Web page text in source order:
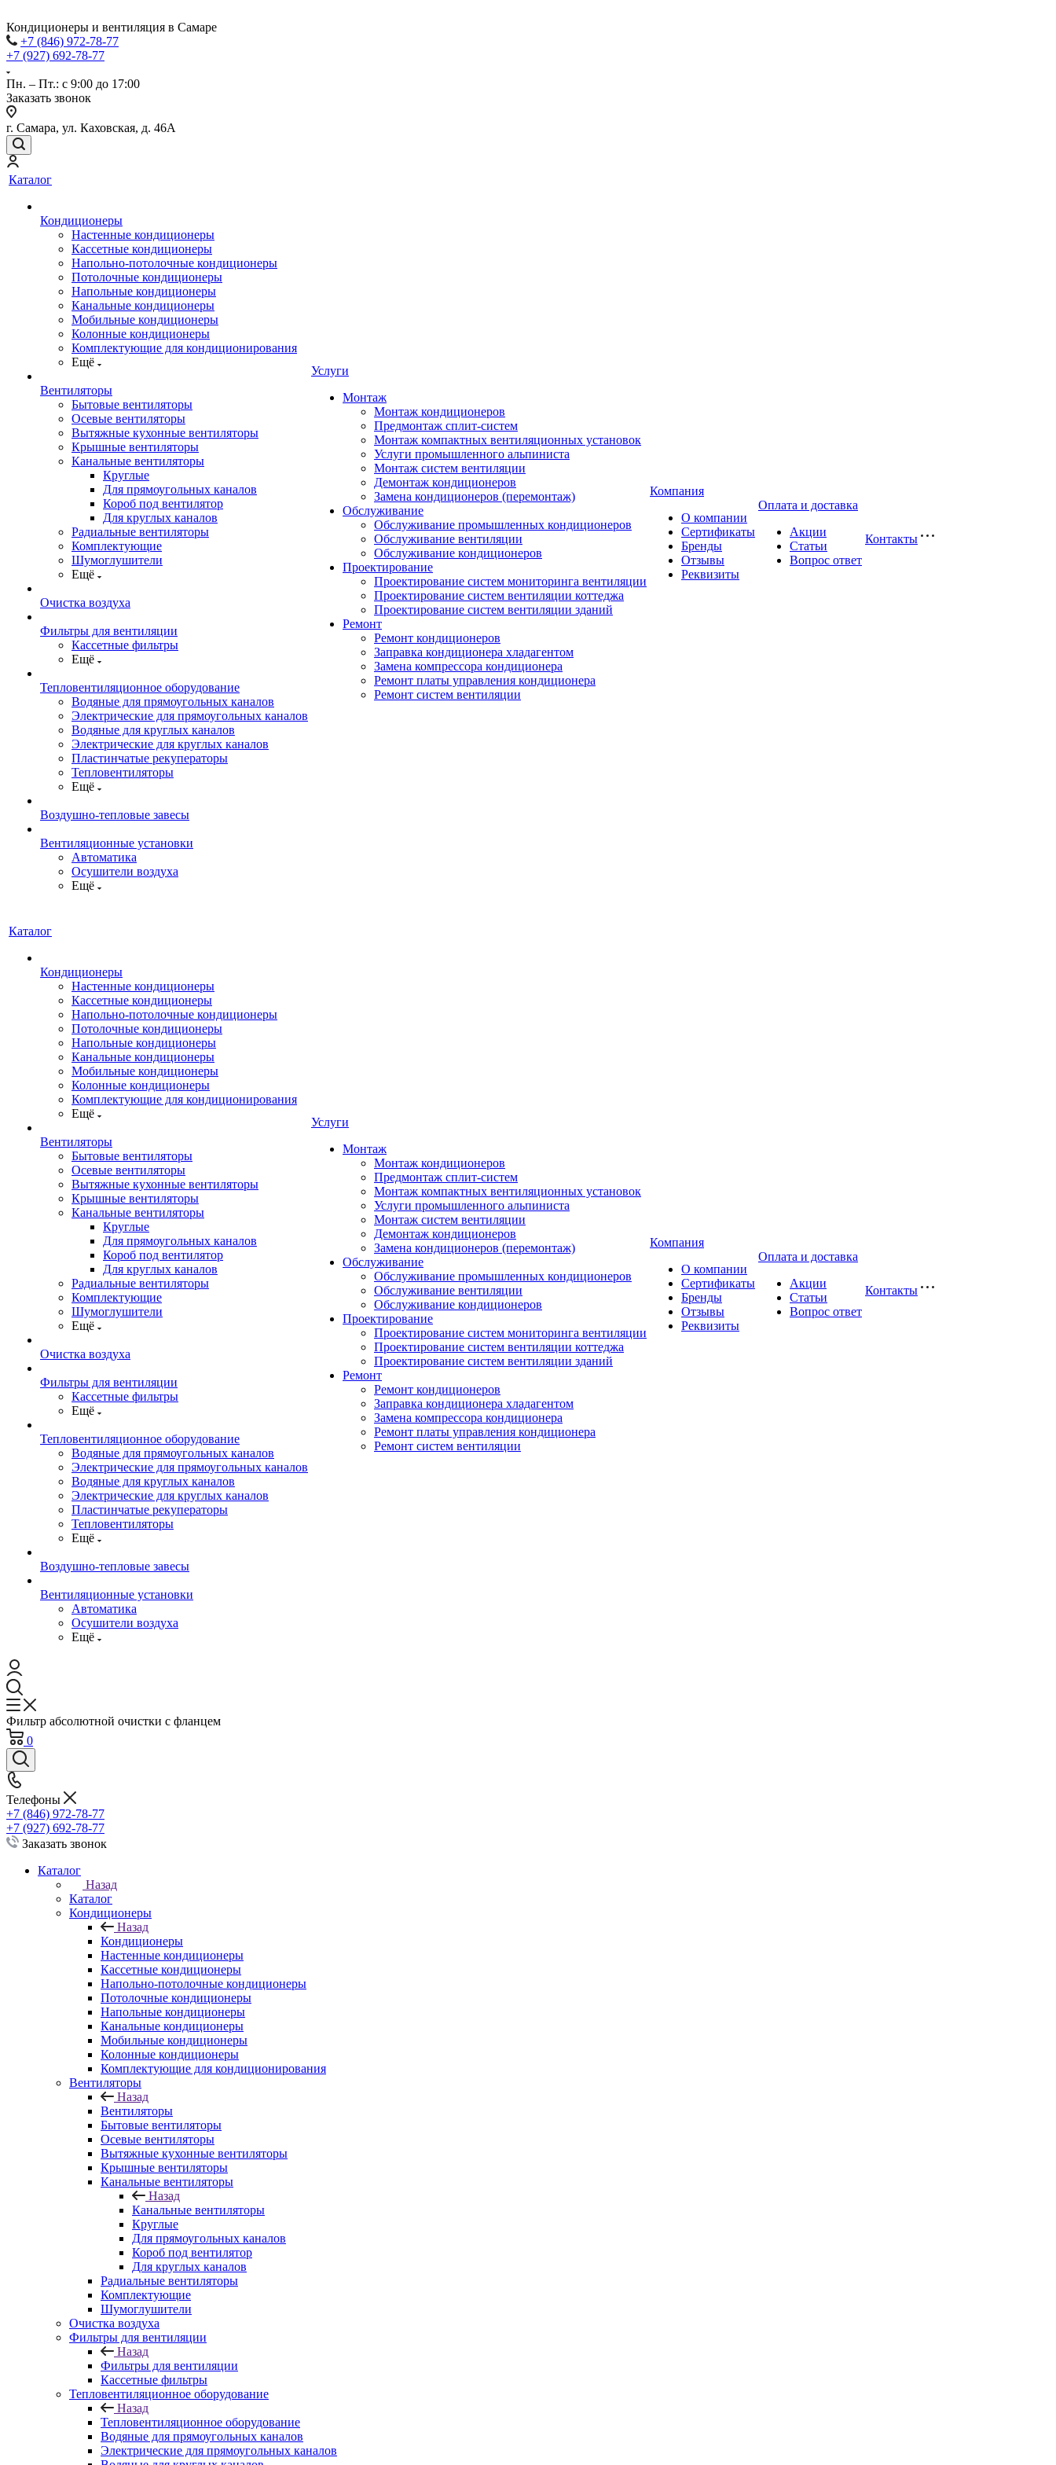
Кондиционеры и вентиляция в Самаре
+7 (846) 972-78-77
+7 (927) 692-78-77
Пн. – Пт.: с 9:00 до 17:00
Заказать звонок
г. Самара, ул. Каховская, д. 46А
Каталог
Кондиционеры
Настенные кондиционеры
Кассетные кондиционеры
Напольно-потолочные кондиционеры
Потолочные кондиционеры
Напольные кондиционеры
Канальные кондиционеры
Мобильные кондиционеры
Колонные кондиционеры
Комплектующие для кондиционирования
Ещё
Вентиляторы
Бытовые вентиляторы
Осевые вентиляторы
Вытяжные кухонные вентиляторы
Крышные вентиляторы
Канальные вентиляторы
Круглые
Для прямоугольных каналов
Короб под вентилятор
Для круглых каналов
Радиальные вентиляторы
Комплектующие
Шумоглушители
Ещё
Очистка воздуха
Фильтры для вентиляции
Кассетные фильтры
Ещё
Тепловентиляционное оборудование
Водяные для прямоугольных каналов
Электрические для прямоугольных каналов
Водяные для круглых каналов
Электрические для круглых каналов
Пластинчатые рекуператоры
Тепловентиляторы
Ещё
Воздушно-тепловые завесы
Вентиляционные установки
Автоматика
Осушители воздуха
Ещё
Услуги
Монтаж
Монтаж кондиционеров
Предмонтаж сплит-систем
Монтаж компактных вентиляционных установок
Услуги промышленного альпиниста
Монтаж систем вентиляции
Демонтаж кондиционеров
Замена кондиционеров (перемонтаж)
Обслуживание
Обслуживание промышленных кондиционеров
Обслуживание вентиляции
Обслуживание кондиционеров
Проектирование
Проектирование систем мониторинга вентиляции
Проектирование систем вентиляции коттеджа
Проектирование систем вентиляции зданий
Ремонт
Ремонт кондиционеров
Заправка кондиционера хладагентом
Замена компрессора кондиционера
Ремонт платы управления кондиционера
Ремонт систем вентиляции
Компания
О компании
Сертификаты
Бренды
Отзывы
Реквизиты
Оплата и доставка
Акции
Статьи
Вопрос ответ
Контакты
Каталог
Кондиционеры
Настенные кондиционеры
Кассетные кондиционеры
Напольно-потолочные кондиционеры
Потолочные кондиционеры
Напольные кондиционеры
Канальные кондиционеры
Мобильные кондиционеры
Колонные кондиционеры
Комплектующие для кондиционирования
Ещё
Вентиляторы
Бытовые вентиляторы
Осевые вентиляторы
Вытяжные кухонные вентиляторы
Крышные вентиляторы
Канальные вентиляторы
Круглые
Для прямоугольных каналов
Короб под вентилятор
Для круглых каналов
Радиальные вентиляторы
Комплектующие
Шумоглушители
Ещё
Очистка воздуха
Фильтры для вентиляции
Кассетные фильтры
Ещё
Тепловентиляционное оборудование
Водяные для прямоугольных каналов
Электрические для прямоугольных каналов
Водяные для круглых каналов
Электрические для круглых каналов
Пластинчатые рекуператоры
Тепловентиляторы
Ещё
Воздушно-тепловые завесы
Вентиляционные установки
Автоматика
Осушители воздуха
Ещё
Услуги
Монтаж
Монтаж кондиционеров
Предмонтаж сплит-систем
Монтаж компактных вентиляционных установок
Услуги промышленного альпиниста
Монтаж систем вентиляции
Демонтаж кондиционеров
Замена кондиционеров (перемонтаж)
Обслуживание
Обслуживание промышленных кондиционеров
Обслуживание вентиляции
Обслуживание кондиционеров
Проектирование
Проектирование систем мониторинга вентиляции
Проектирование систем вентиляции коттеджа
Проектирование систем вентиляции зданий
Ремонт
Ремонт кондиционеров
Заправка кондиционера хладагентом
Замена компрессора кондиционера
Ремонт платы управления кондиционера
Ремонт систем вентиляции
Компания
О компании
Сертификаты
Бренды
Отзывы
Реквизиты
Оплата и доставка
Акции
Статьи
Вопрос ответ
Контакты
Фильтр абсолютной очистки с фланцем
0
Телефоны
+7 (846) 972-78-77
+7 (927) 692-78-77
Заказать звонок
Каталог
Назад
Каталог
Кондиционеры
Назад
Кондиционеры
Настенные кондиционеры
Кассетные кондиционеры
Напольно-потолочные кондиционеры
Потолочные кондиционеры
Напольные кондиционеры
Канальные кондиционеры
Мобильные кондиционеры
Колонные кондиционеры
Комплектующие для кондиционирования
Вентиляторы
Назад
Вентиляторы
Бытовые вентиляторы
Осевые вентиляторы
Вытяжные кухонные вентиляторы
Крышные вентиляторы
Канальные вентиляторы
Назад
Канальные вентиляторы
Круглые
Для прямоугольных каналов
Короб под вентилятор
Для круглых каналов
Радиальные вентиляторы
Комплектующие
Шумоглушители
Очистка воздуха
Фильтры для вентиляции
Назад
Фильтры для вентиляции
Кассетные фильтры
Тепловентиляционное оборудование
Назад
Тепловентиляционное оборудование
Водяные для прямоугольных каналов
Электрические для прямоугольных каналов